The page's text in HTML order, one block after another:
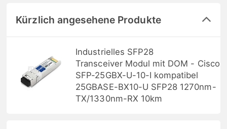
Kürzlich angesehene Produkte
Industrielles SFP28
Transceiver Modul mit DOM - Cisco
SFP-25GBX-U-10-I kompatibel
25GBASE-BX10-U SFP28 1270nm-
TX/1330nm-RX 10km